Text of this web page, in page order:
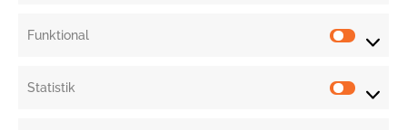
Funktional
Statistik
MEHR DAZU »